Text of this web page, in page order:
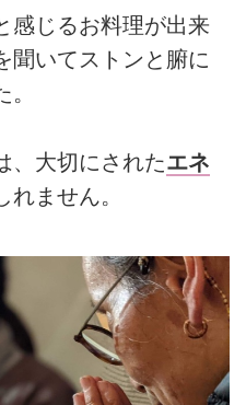
感じるお料理が出来
聞いてストンと腑に
、大切にされたエネ
れません。